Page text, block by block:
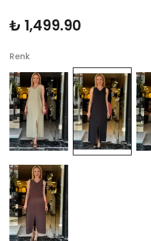
₺ 1,499.90
Renk